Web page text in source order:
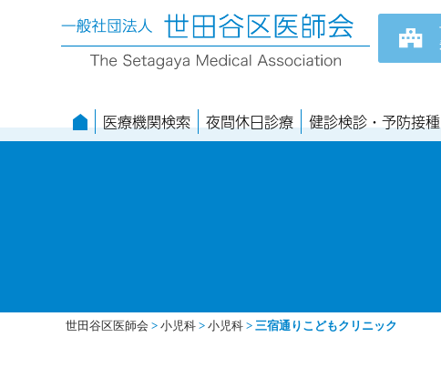
医療機関検索 夜間休日診療 健診検診・予防接種
世田谷区医師会 > 小児科 > 小児科 > 三宿通りこどもクリニック